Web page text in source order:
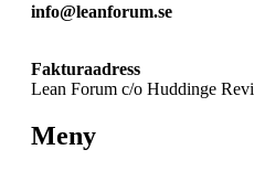
info@leanforum.se
Fakturaadress
Lean Forum c/o Huddinge
Meny